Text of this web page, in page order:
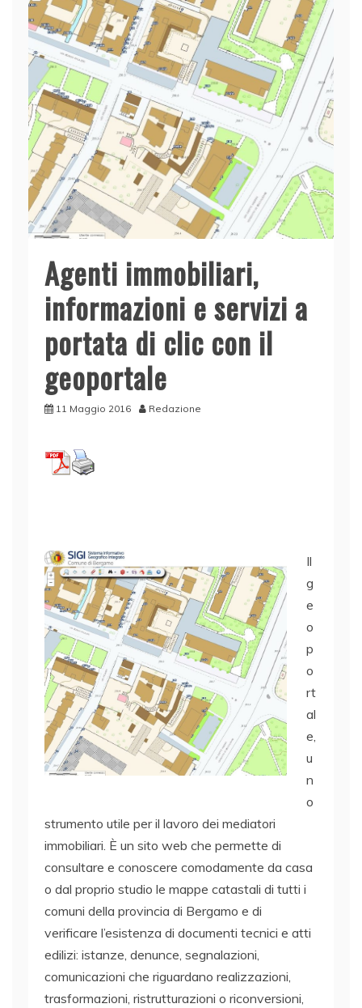
Agenti immobiliari,
informazioni e servizi a
portata di clic con il
geoportale
11 Maggio 2016 Redazione
Il
g
e
o
p
o
rt
al
e,
u
n
o
strumento utile per il lavoro dei mediatori
immobiliari. È un sito web che permette di
consultare e conoscere comodamente da casa
o dal proprio studio le mappe catastali di tutti i
comuni della provincia di Bergamo e di
verificare l’esistenza di documenti tecnici e atti
edilizi: istanze, denunce, segnalazioni,
comunicazioni che riguardano realizzazioni,
trasformazioni, ristrutturazioni o riconversioni,